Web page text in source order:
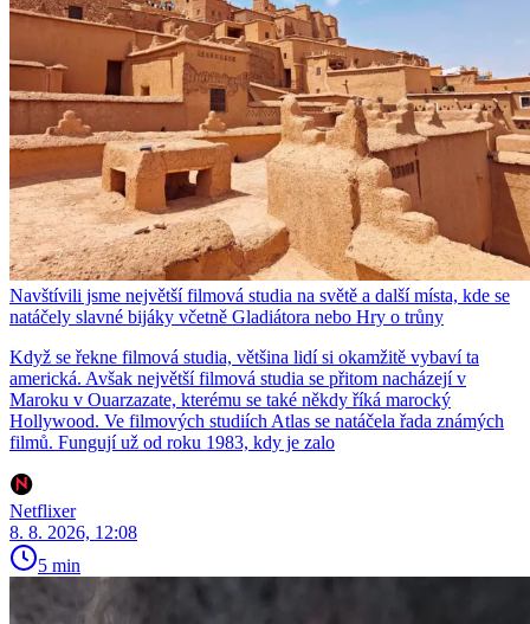
Navštívili jsme největší filmová studia na světě a další místa, kde se
natáčely slavné bijáky včetně Gladiátora nebo Hry o trůny
Když se řekne filmová studia, většina lidí si okamžitě vybaví ta
americká. Avšak největší filmová studia se přitom nacházejí v
Maroku v Ouarzazate, kterému se také někdy říká marocký
Hollywood. Ve filmových studiích Atlas se natáčela řada známých
filmů. Fungují už od roku 1983, kdy je zalo
Netflixer
8. 8. 2026, 12:08
5 min